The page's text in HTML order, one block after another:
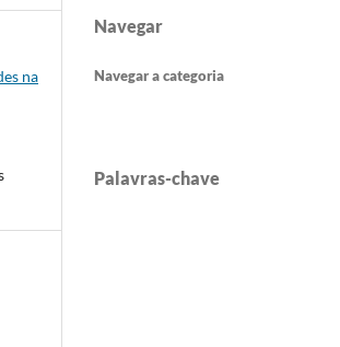
na
Navegar
Navegar a categoria
Palavras-chave